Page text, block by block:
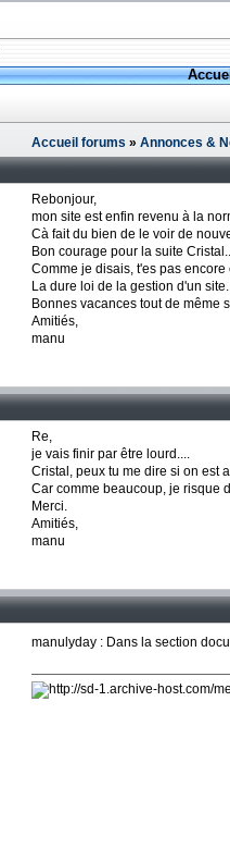
Accueil forums »Annonces &
Rebonjour,
mon site est enfin revenu à la
Cà fait du bien de le voir de
Bon courage pour la suite
Comme je disais, t'es pas encore
La dure loi de la gestion d'un
Bonnes vacances tout de même
Amitiés,
manu
Re,
je vais finir par être lourd....
Cristal, peux tu me dire si on est
Car comme beaucoup, je risque
Merci.
Amitiés,
manu
manulyday : Dans la section